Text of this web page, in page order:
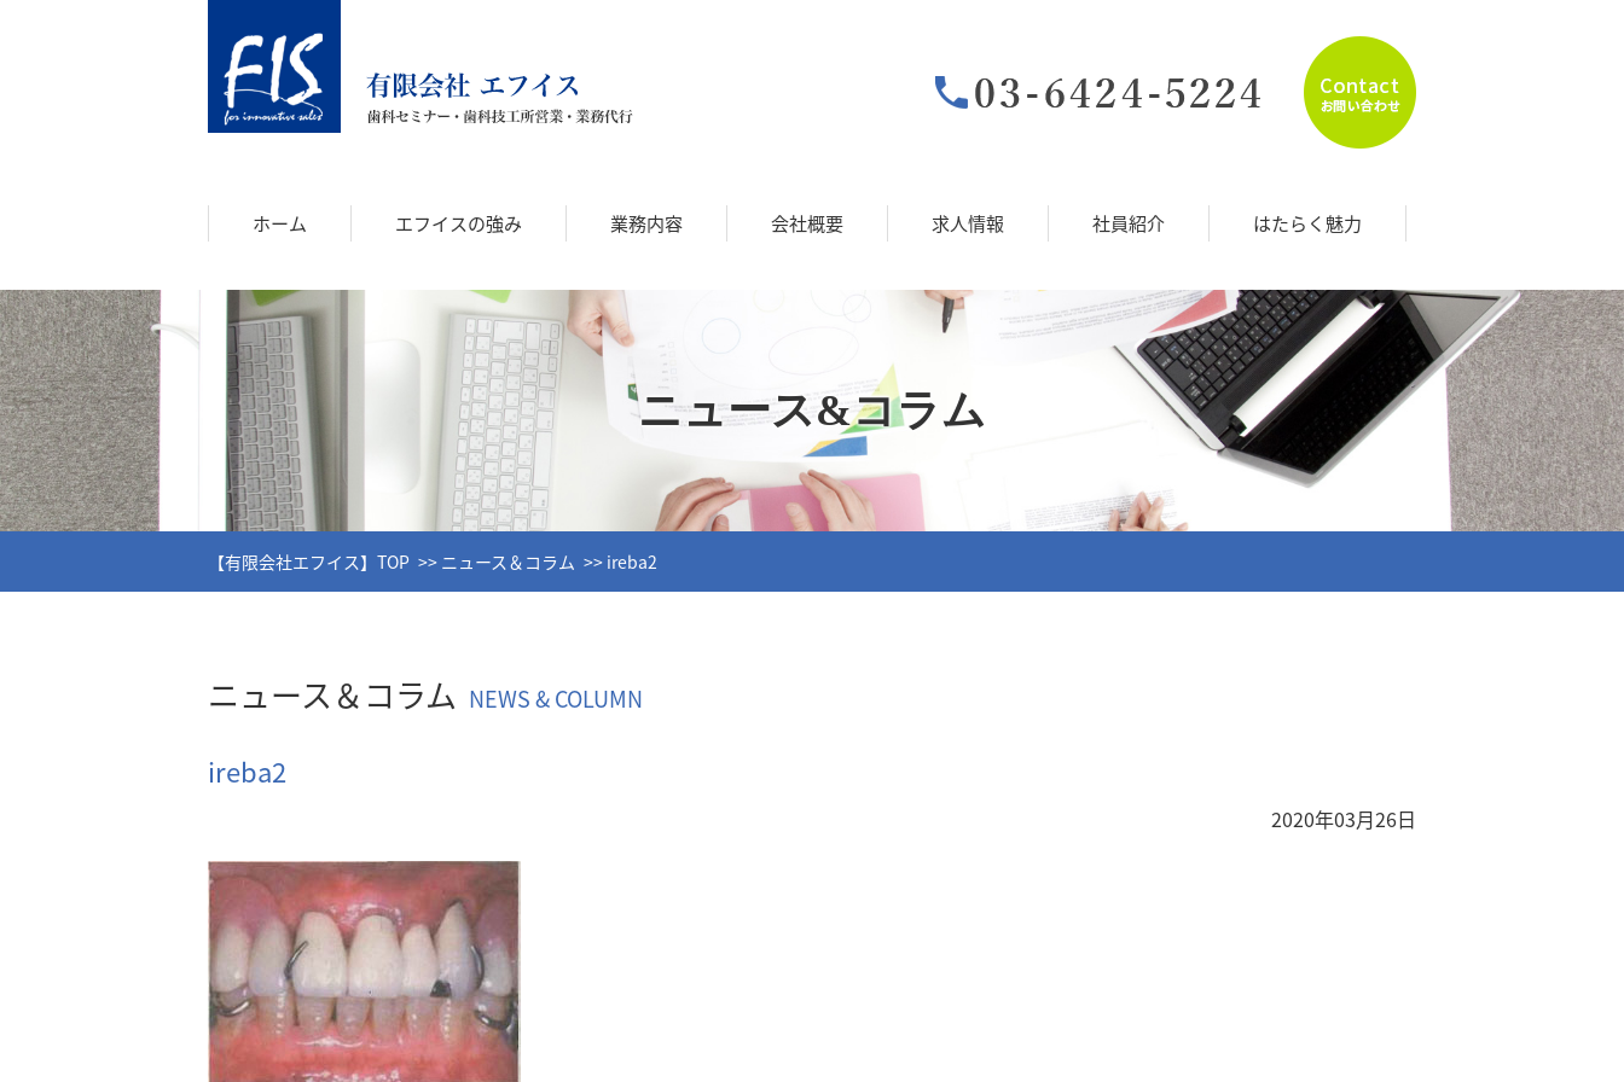
ホーム エフイスの強み 業務内容 会社概要 求人情報 社員紹介 はたらく魅力
ニュース&コラム
【有限会社エフイス】TOP ニュース＆コラム ireba2
ニュース＆コラム NEWS & COLUMN
ireba2
2020年03月26日